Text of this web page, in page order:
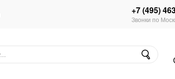
+7 (495)
Звонки по